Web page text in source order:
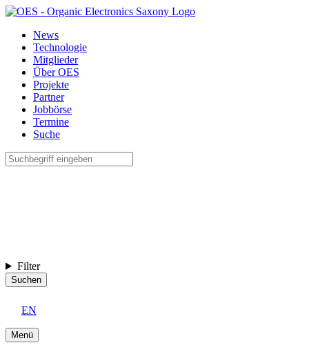
News
Technologie
Mitglieder
Über OES
Projekte
Partner
Jobbörse
Termine
Suche
Filter
Suchen
EN
Menü